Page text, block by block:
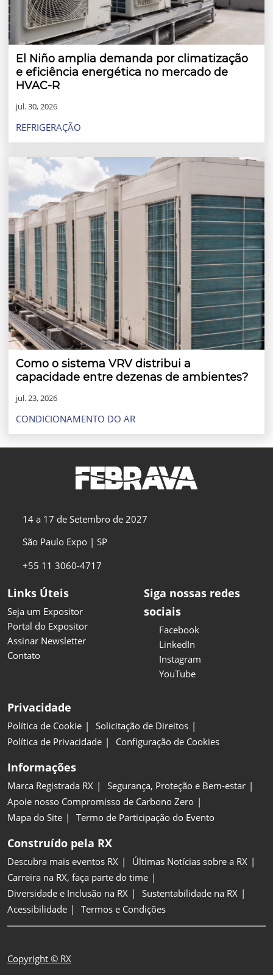
El Niño amplia demanda por climatização
e eficiência energética no mercado de
HVAC-R
jul. 30, 2026
REFRIGERAÇÃO
Como o sistema VRV distribui a
capacidade entre dezenas de ambientes?
jul. 23, 2026
CONDICIONAMENTO DO AR
14 a 17 de Setembro de 2027
São Paulo Expo | SP
+55 11 3060-4717
Links Úteis
Seja um Expositor
Portal do Expositor
Assinar Newsletter
Contato
Siga nossas redes
sociais
Facebook
LinkedIn
Instagram
YouTube
Privacidade
Política de Cookie
Solicitação de Direitos
Política de Privacidade
Configuração de Cookies
Informações
Marca Registrada RX
Segurança, Proteção e Bem-estar
Apoie nosso Compromisso de Carbono Zero
Mapa do Site
Termo de Participação do Evento
Construído pela RX
Descubra mais eventos RX
Últimas Notícias sobre a RX
Carreira na RX, faça parte do time
Diversidade e Inclusão na RX
Sustentabilidade na RX
Acessibilidade
Termos e Condições
Copyright © RX